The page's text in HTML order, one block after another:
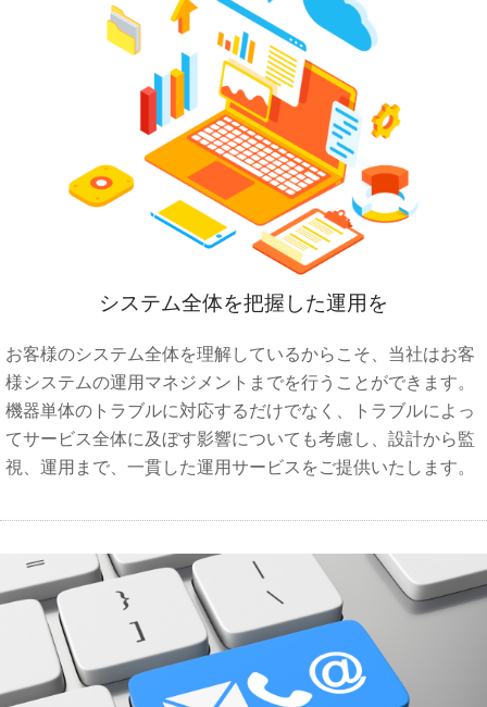
システム全体を把握した運用を
お客様のシステム全体を理解しているからこそ、当社はお客
様システムの運用マネジメントまでを行うことができます。
機器単体のトラブルに対応するだけでなく、トラブルによっ
てサービス全体に及ぼす影響についても考慮し、設計から監
視、運用まで、一貫した運用サービスをご提供いたします。